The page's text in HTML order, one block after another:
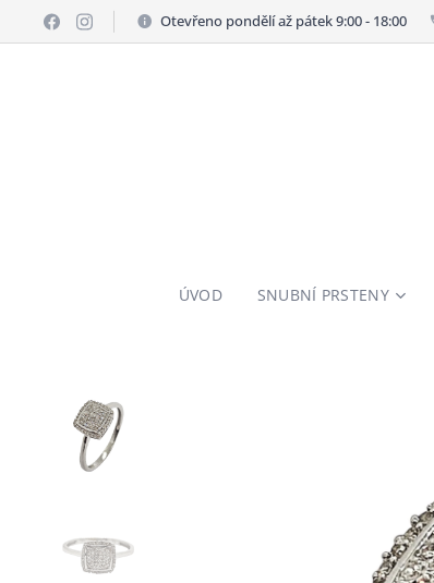
Otevřeno pondělí až pátek 9:00 - 18:00
ÚVOD SNUBNÍ PRSTENY